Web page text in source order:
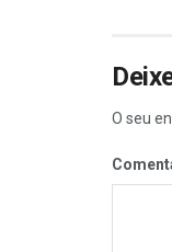
O seu